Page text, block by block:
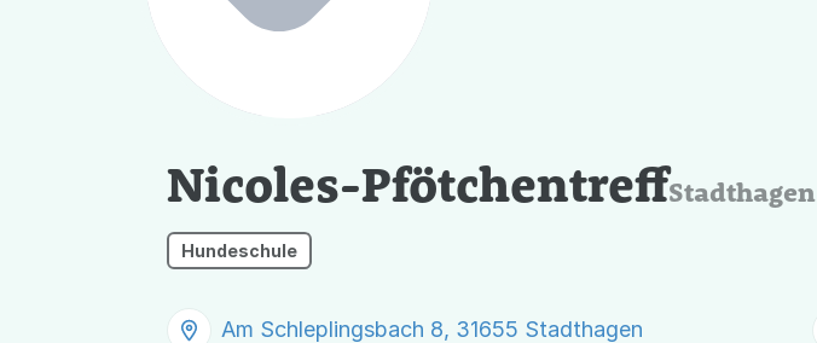
Nicoles-PfötchentreffStadthagen
Hundeschule
Am Schleplingsbach 8, 31655 Stadthagen